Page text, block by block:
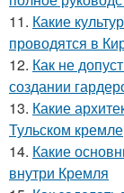
11. Какие
проводятся в
12. Как не
создании
13. Какие
Тульском кремле
14. Какие
внутри Кремля